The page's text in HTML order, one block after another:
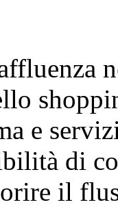
e
di
il